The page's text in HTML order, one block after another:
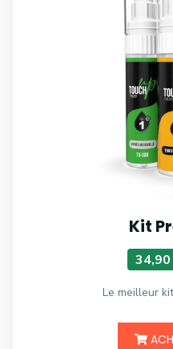
Kit
Le meilleur